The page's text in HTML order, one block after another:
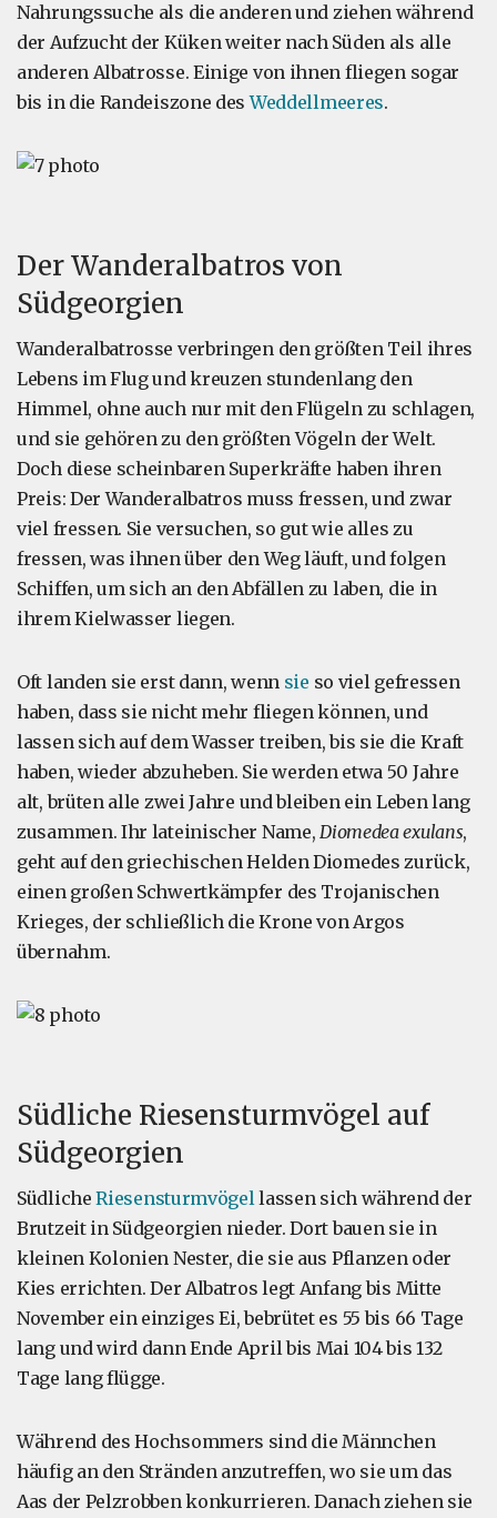
Nahrungssuche als die anderen und ziehen während
der Aufzucht der Küken weiter nach Süden als alle
anderen Albatrosse. Einige von ihnen fliegen sogar
bis in die Randeiszone desWeddellmeeres.
Der Wanderalbatros von
Südgeorgien
Wanderalbatrosse verbringen den größten Teil ihres
Lebens im Flug und kreuzen stundenlang den
Himmel, ohne auch nur mit den Flügeln zu schlagen,
und sie gehören zu den größten Vögeln der Welt.
Doch diese scheinbaren Superkräfte haben ihren
Preis: Der Wanderalbatros muss fressen, und zwar
viel fressen. Sie versuchen, so gut wie alles zu
fressen, was ihnen über den Weg läuft, und folgen
Schiffen, um sich an den Abfällen zu laben, die in
ihrem Kielwasser liegen.
Oft landen sie erst dann, wenn sie so viel gefressen
haben, dass sie nicht mehr fliegen können, und
lassen sich auf dem Wasser treiben, bis sie die Kraft
haben, wieder abzuheben. Sie werden etwa 50 Jahre
alt, brüten alle zwei Jahre und bleiben ein Leben lang
zusammen. Ihr lateinischer Name,Diomedea exulans,
geht auf den griechischen Helden Diomedes zurück,
einen großen Schwertkämpfer des Trojanischen
Krieges, der schließlich die Krone von Argos
übernahm.
Südliche Riesensturmvögel auf
Südgeorgien
SüdlicheRiesensturmvögellassen sich während der
Brutzeit in Südgeorgien nieder. Dort bauen sie in
kleinen Kolonien Nester, die sie aus Pflanzen oder
Kies errichten. Der Albatros legt Anfang bis Mitte
November ein einziges Ei, bebrütet es 55 bis 66 Tage
lang und wird dann Ende April bis Mai 104 bis 132
Tage lang flügge.
Während des Hochsommers sind die Männchen
häufig an den Stränden anzutreffen, wo sie um das
Aas der Pelzrobben konkurrieren. Danach ziehen sie